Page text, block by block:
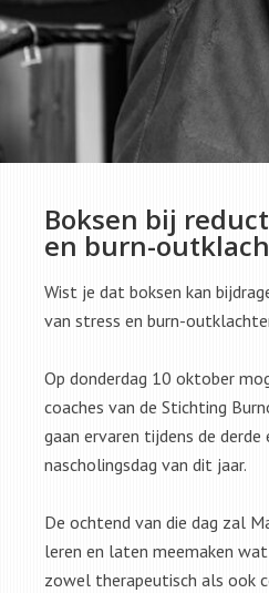
Boksen bij
en burn-
Wist je dat boksen kan
van stress en burn-
Op donderdag 10 oktober
coaches van de Stichting
gaan ervaren tijdens de
nascholingsdag van dit jaar.
De ochtend van die dag zal
leren en laten meemaken
zowel therapeutisch als ook